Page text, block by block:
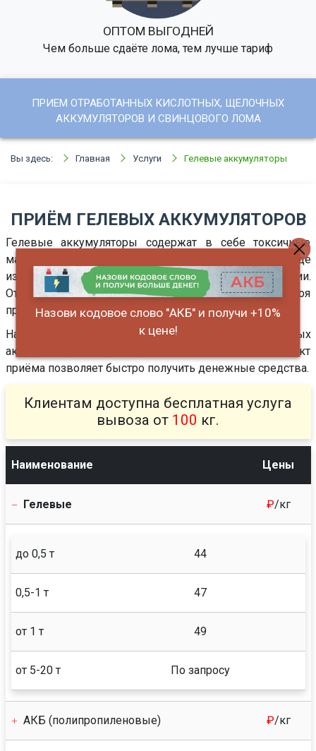
ОПТОМ ВЫГОДНЕЙ
Чем больше сдаёте лома, тем лучше тариф
ПРИЕМ ОТРАБОТАННЫХ КИСЛОТНЫХ, ЩЕЛОЧНЫХ
АККУМУЛЯТОРОВ И СВИНЦОВОГО ЛОМА
Вы здесь: Главная Услуги Гелевые аккумуляторы
ПРИЁМ ГЕЛЕВЫХ АККУМУЛЯТОРОВ
Гелевые аккумуляторы содержат в себе токсичные
материалы. По окончании срока службы или при выходе
из строя изделия подлежат обязательной утилизации.
Отработанные батареи даже после выхода из строя
представляют определенную ценность.
Наша компания осуществляет приём гелевых
аккумуляторов б/у по рыночной цене. Сдача в пункт
приёма позволяет быстро получить денежные средства.
Клиентам доступна бесплатная услуга
вывоза от 100 кг.
Наименование Цены
Гелевые ₽/кг
до 0,5 т 44
0,5-1 т 47
от 1 т 49
от 5-20 т По запросу
АКБ (полипропиленовые) ₽/кг
Назови кодовое слово "АКБ" и получи +10%
к цене!